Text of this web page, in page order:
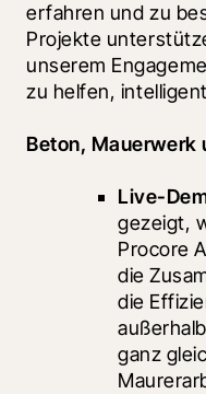
erfahren und zu
Projekte
unserem
zu helfen,
Beton, Mauerwerk
Live-
gezeigt,
Procore
die
die
ganz